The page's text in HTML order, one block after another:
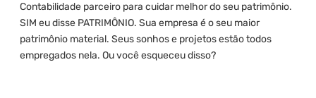
Contabilidade parceiro para cuidar melhor do seu patrimônio.
SIM eu disse PATRIMÔNIO. Sua empresa é o seu maior
patrimônio material. Seus sonhos e projetos estão todos
empregados nela. Ou você esqueceu disso?